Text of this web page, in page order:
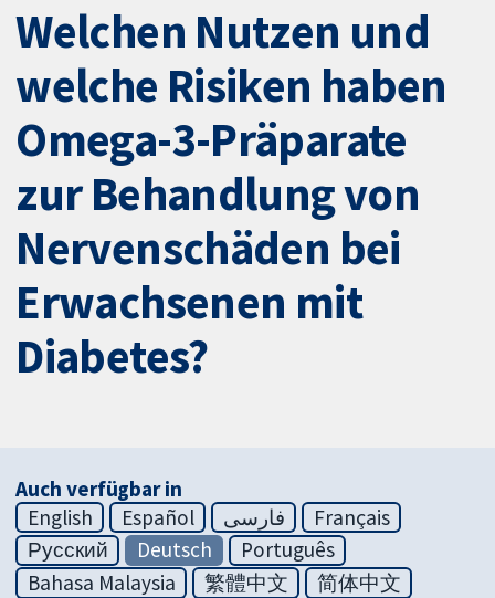
Welchen Nutzen und
welche Risiken haben
Omega-3-Präparate
zur Behandlung von
Nervenschäden bei
Erwachsenen mit
Diabetes?
Auch verfügbar in
English
Español فارسی
Français
Русский
Deutsch
Português
Bahasa Malaysia
繁體中文
简体中文